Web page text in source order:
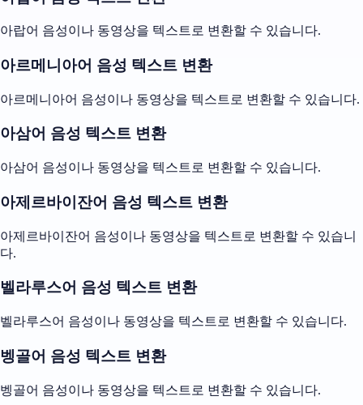
아랍어 음성이나 동영상을 텍스트로 변환할 수 있습니다.
아르메니아어 음성 텍스트 변환
아르메니아어 음성이나 동영상을 텍스트로 변환할 수 있습니다.
아삼어 음성 텍스트 변환
아삼어 음성이나 동영상을 텍스트로 변환할 수 있습니다.
아제르바이잔어 음성 텍스트 변환
아제르바이잔어 음성이나 동영상을 텍스트로 변환할 수 있습니
다.
벨라루스어 음성 텍스트 변환
벨라루스어 음성이나 동영상을 텍스트로 변환할 수 있습니다.
벵골어 음성 텍스트 변환
벵골어 음성이나 동영상을 텍스트로 변환할 수 있습니다.